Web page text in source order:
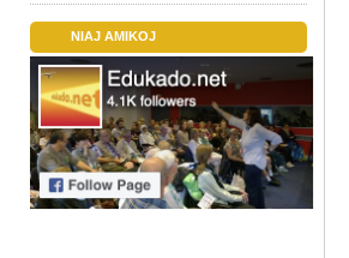
NIAJ AMIKOJ